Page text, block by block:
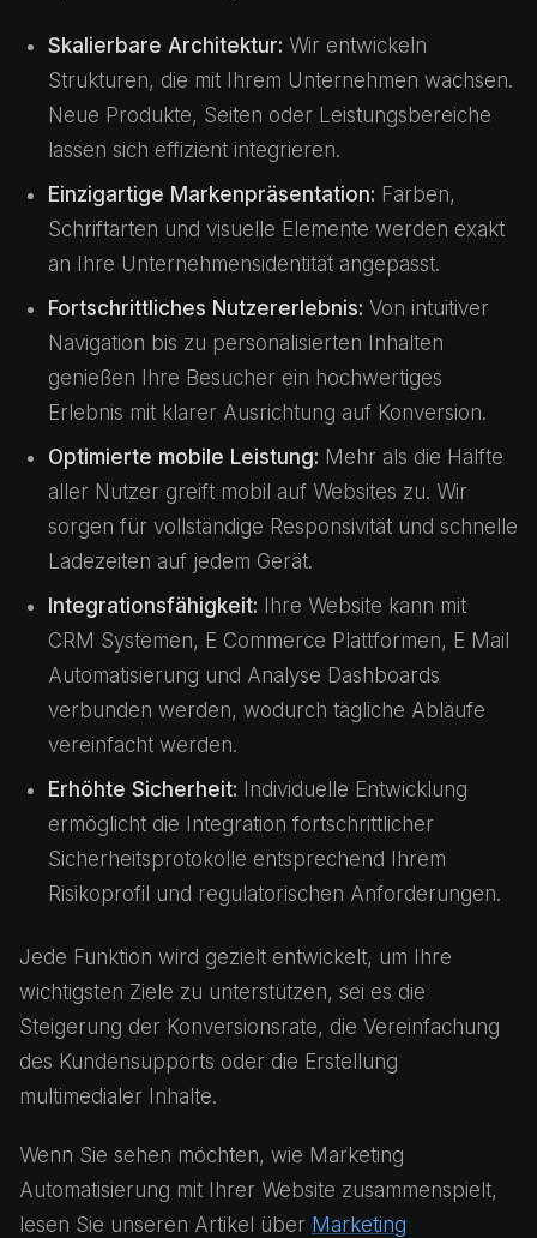
Skalierbare Architektur: Wir entwickeln
Strukturen, die mit Ihrem Unternehmen wachsen.
Neue Produkte, Seiten oder Leistungsbereiche
lassen sich effizient integrieren.
Einzigartige Markenpräsentation: Farben,
Schriftarten und visuelle Elemente werden exakt
an Ihre Unternehmensidentität angepasst.
Fortschrittliches Nutzererlebnis: Von intuitiver
Navigation bis zu personalisierten Inhalten
genießen Ihre Besucher ein hochwertiges
Erlebnis mit klarer Ausrichtung auf Konversion.
Optimierte mobile Leistung: Mehr als die Hälfte
aller Nutzer greift mobil auf Websites zu. Wir
sorgen für vollständige Responsivität und schnelle
Ladezeiten auf jedem Gerät.
Integrationsfähigkeit: Ihre Website kann mit
CRM Systemen, E Commerce Plattformen, E Mail
Automatisierung und Analyse Dashboards
verbunden werden, wodurch tägliche Abläufe
vereinfacht werden.
Erhöhte Sicherheit: Individuelle Entwicklung
ermöglicht die Integration fortschrittlicher
Sicherheitsprotokolle entsprechend Ihrem
Risikoprofil und regulatorischen Anforderungen.
Jede Funktion wird gezielt entwickelt, um Ihre
wichtigsten Ziele zu unterstützen, sei es die
Steigerung der Konversionsrate, die Vereinfachung
des Kundensupports oder die Erstellung
multimedialer Inhalte.
Wenn Sie sehen möchten, wie Marketing
Automatisierung mit Ihrer Website zusammenspielt,
lesen Sie unseren Artikel über Marketing